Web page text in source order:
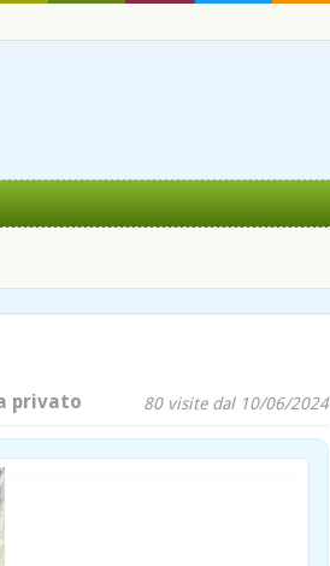
privato 80 visite dal 10/06/2024